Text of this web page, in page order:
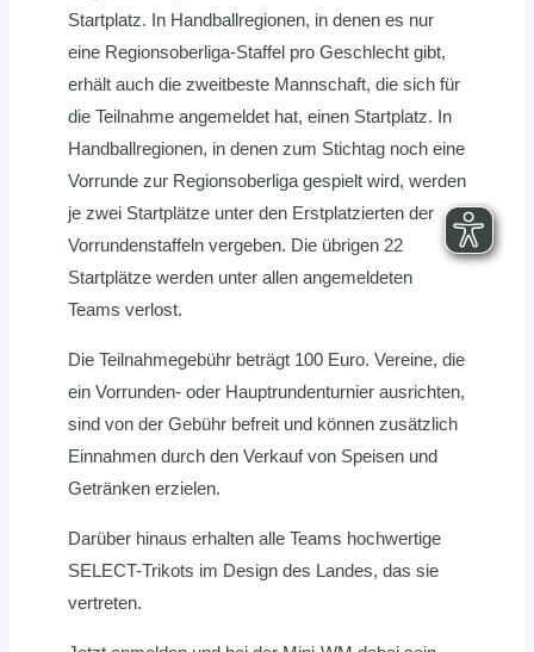
Startplatz. In Handballregionen, in denen es nur
eine Regionsoberliga-Staffel pro Geschlecht gibt,
erhält auch die zweitbeste Mannschaft, die sich für
die Teilnahme angemeldet hat, einen Startplatz. In
Handballregionen, in denen zum Stichtag noch eine
Vorrunde zur Regionsoberliga gespielt wird, werden
je zwei Startplätze unter den Erstplatzierten der
Vorrundenstaffeln vergeben. Die übrigen 22
Startplätze werden unter allen angemeldeten
Teams verlost.
Die Teilnahmegebühr beträgt 100 Euro. Vereine, die
ein Vorrunden- oder Hauptrundenturnier ausrichten,
sind von der Gebühr befreit und können zusätzlich
Einnahmen durch den Verkauf von Speisen und
Getränken erzielen.
Darüber hinaus erhalten alle Teams hochwertige
SELECT-Trikots im Design des Landes, das sie
vertreten.